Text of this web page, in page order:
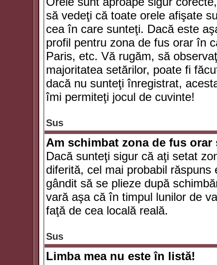
să vedeţi că toate orele afişate
cea în care sunteţi. Dacă este
profil pentru zona de fus orar în
Paris, etc. Vă rugăm, să
majoritatea setărilor, poate fi
dacă nu sunteţi înregistrat,
îmi permiteţi jocul de cuvinte!
Sus
Am schimbat zona de fus
Dacă sunteţi sigur că aţi setat
diferită, cel mai probabil
gândit să se plieze după
vară aşa că în timpul lunilor de
faţă de cea locală reală.
Sus
Limba mea nu este în listă!